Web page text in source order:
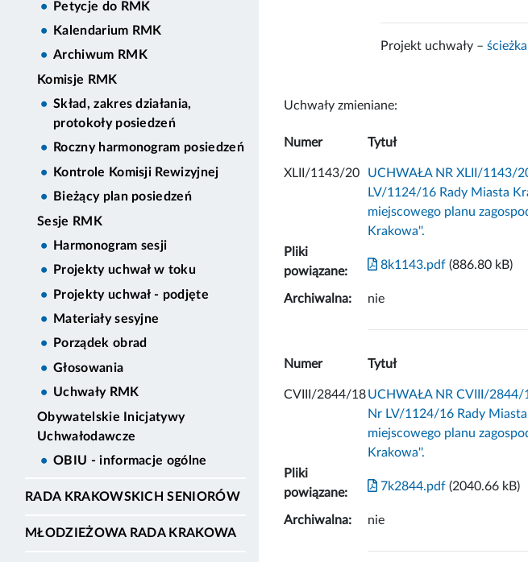
Petycje do RMK
Kalendarium RMK
Archiwum RMK
Komisje RMK
Skład, zakres działania,
protokoły posiedzeń
Roczny harmonogram posiedzeń
Kontrole Komisji Rewizyjnej
Bieżący plan posiedzeń
Sesje RMK
Harmonogram sesji
Projekty uchwał w toku
Projekty uchwał - podjęte
Materiały sesyjne
Porządek obrad
Głosowania
Uchwały RMK
Obywatelskie Inicjatywy
Uchwałodawcze
OBIU - informacje ogólne
RADA KRAKOWSKICH SENIORÓW
MŁODZIEŻOWA RADA KRAKOWA
Projekt uchwały –
Uchwały zmieniane:
Numer Tytuł
XLII/1143/20
UCHWAŁA NR XLII/1143/
LV/1124/16 Rady Miasta
miejscowego planu
Krakowa''.
Pliki
powiązane:
8k1143.pdf (886.80 kB)
Archiwalna: nie
Numer Tytuł
CVIII/2844/18UCHWAŁA NR CVIII/2844/
Nr LV/1124/16 Rady
miejscowego planu
Krakowa''.
Pliki
powiązane:
7k2844.pdf (2040.66 kB)
Archiwalna: nie